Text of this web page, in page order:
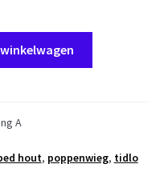
A
hout, poppenwieg, tidlo